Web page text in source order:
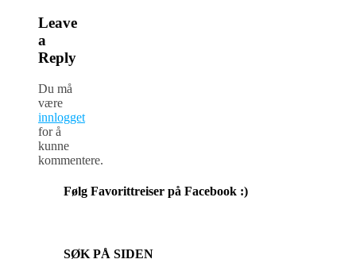
Leave
a
Reply
Du må
være
innlogget
for å
kunne
kommentere.
Følg Favorittreiser på Facebook :)
SØK PÅ SIDEN